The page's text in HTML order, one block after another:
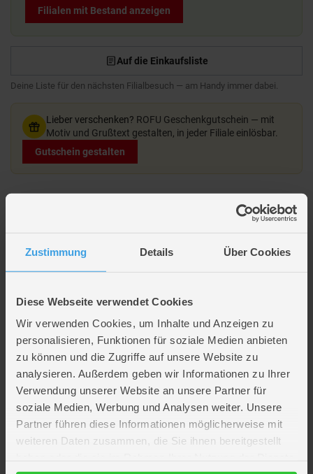
Zustimmung Details Über Cookies
Diese Webseite verwendet Cookies
Wir verwenden Cookies, um Inhalte und Anzeigen zu
personalisieren, Funktionen für soziale Medien anbieten
zu können und die Zugriffe auf unsere Website zu
analysieren. Außerdem geben wir Informationen zu Ihrer
Verwendung unserer Website an unsere Partner für
soziale Medien, Werbung und Analysen weiter. Unsere
Partner führen diese Informationen möglicherweise mit
weiteren Daten zusammen, die Sie ihnen bereitgestellt
Filialen mit Bestand anzeigen
Auf die Einkaufsliste
Deine Liste für den nächsten Filialbesuch — am Handy immer dabei.
Lieber verschenken? ROFU Geschenkgutschein — mit
Motiv und Grußtext gestalten, in jeder Filiale einlösbar.
Gutschein gestalten
Lieferumfang
Artikelmerkmale
Farbe grün , schwarz ,weiß
Altersempfehlung
ab 3 Jahre
Verpackungsmaße
Länge ca. 11,1 cm
Breite ca. 10,1 cm
Höhe ca. 6,5 cm
Hersteller
Aurora